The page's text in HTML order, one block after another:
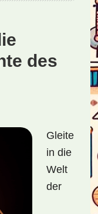
des
Gleite
in die
Welt
der